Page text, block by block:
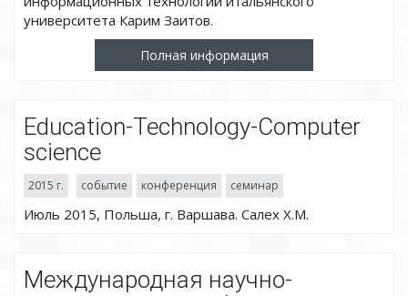
университета Карим Заитов.
Полная информация
Education-Technology-Computer
science
2015 г. событие конференция семинар
Июль 2015, Польша, г. Варшава. Салех Х.М.
Международная научно-